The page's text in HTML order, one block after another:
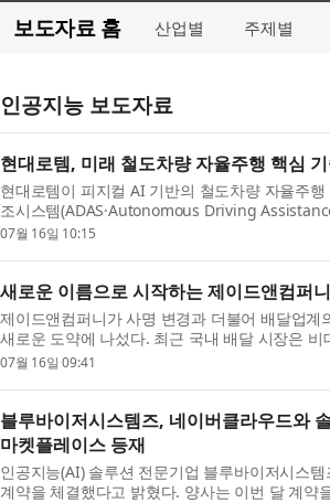
보도자료 홈 산업별 주제별
인공지능 보도자료
현대로템, 미래 철도차량 자율주행 핵심
현대로템이 피지컬 AI 기반의 철도차량 자율주
조시스템(ADAS·Autonomous Driving
07월 16일 10:15
새로운 이름으로 시작하는 제이드앤컴퍼
제이드앤컴퍼니가 사명 변경과 더불어 배달업
새로운 도약에 나섰다. 최근 국내 배달 시장은
07월 16일 09:41
블루바이저시스템즈, 네이버클라우드와
마켓플레이스 등재
인공지능(AI) 솔루션 전문기업 블루바이저시스
계약을 체결했다고 밝혔다. 양사는 이번 달 계